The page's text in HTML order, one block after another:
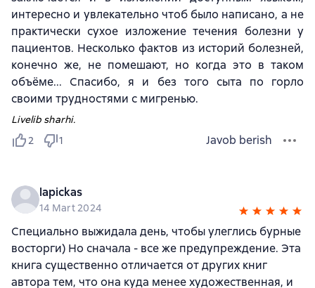
интересно и увлекательно чтоб было написано, а не
практически сухое изложение течения болезни у
пациентов. Несколько фактов из историй болезней,
конечно же, не помешают, но когда это в таком
объёме... Спасибо, я и без того сыта по горло
своими трудностями с мигренью.
Livelib sharhi.
2
1 Javob berish
lapickas
14 Mart 2024
Специально выжидала день, чтобы улеглись бурные
восторги) Но сначала - все же предупреждение. Эта
книга существенно отличается от других книг
автора тем, что она куда менее художественная, и